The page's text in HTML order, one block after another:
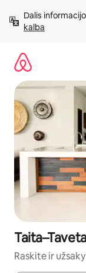
prie
turinio
Dalis
kalba
Raskite ir